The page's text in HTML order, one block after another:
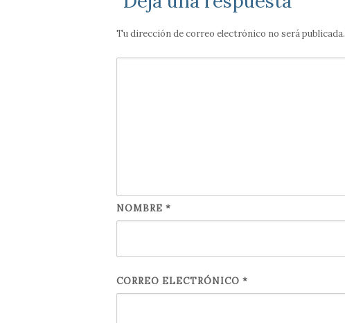
Tu dirección de correo electrónico no será publicada.
NOMBRE *
CORREO ELECTRÓNICO *